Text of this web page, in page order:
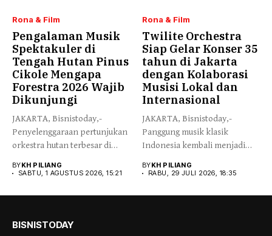
Rona & Film
Pengalaman Musik
Spektakuler di
Tengah Hutan Pinus
Cikole Mengapa
Forestra 2026 Wajib
Dikunjungi
JAKARTA, Bisnistoday,- ​
Penyelenggaraan pertunjukan
orkestra hutan terbesar di
para...
BYKH PILIANG
SABTU, 1 AGUSTUS 2026, 15:21
Rona & Film
Twilite Orchestra
Siap Gelar Konser 35
tahun di Jakarta
dengan Kolaborasi
Musisi Lokal dan
Internasional
JAKARTA, Bisnistoday,-
Panggung musik klasik
Indonesia kembali menjadi
persiapan...
BYKH PILIANG
RABU, 29 JULI 2026, 18:35
BISNISTODAY